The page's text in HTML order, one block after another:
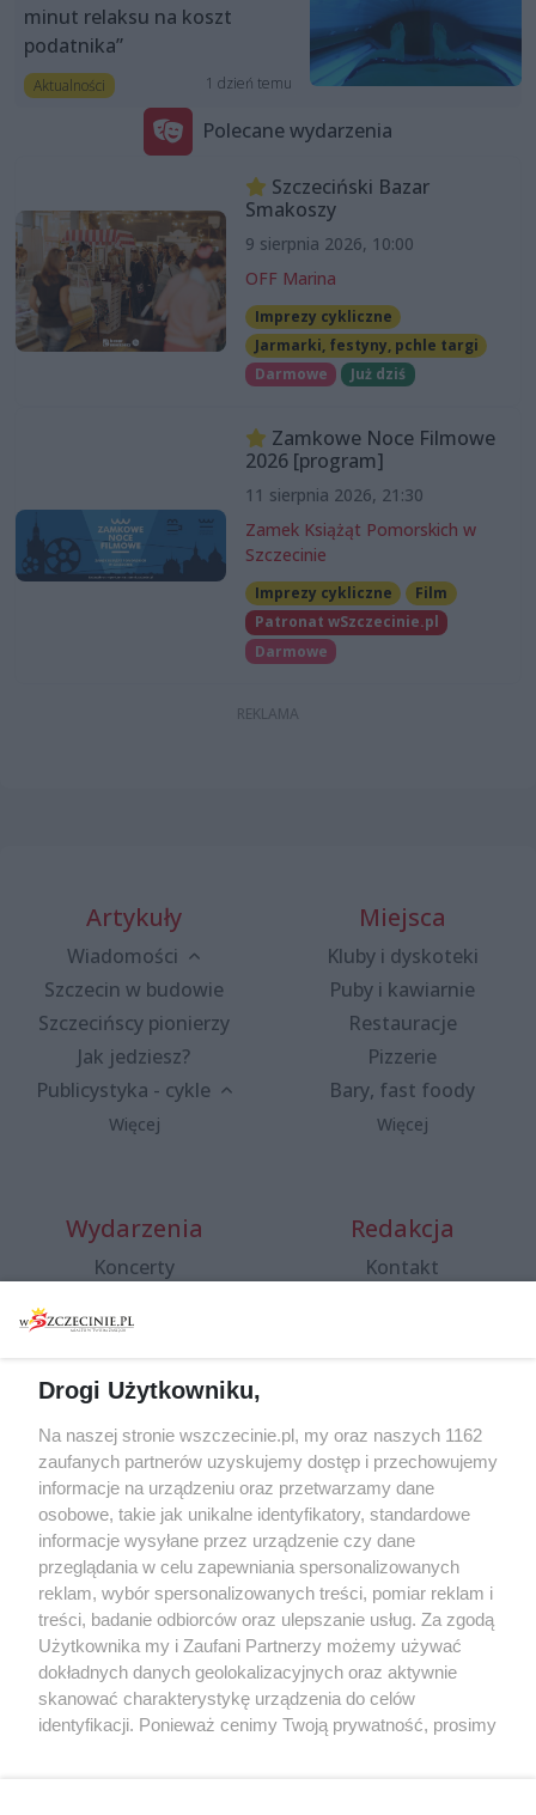
minut relaksu na koszt
podatnika”
Aktualności 1 dzień temu
Polecane wydarzenia
Szczeciński Bazar
Smakoszy
9 sierpnia 2026, 10:00
OFF Marina
Imprezy cykliczne
Jarmarki, festyny, pchle targi
Darmowe
Już dziś
Zamkowe Noce Filmowe
2026 [program]
11 sierpnia 2026, 21:30
Zamek Książąt Pomorskich w
Szczecinie
Imprezy cykliczne
Film
Patronat wSzczecinie.pl
Darmowe
Artykuły
Wiadomości
Szczecin w budowie
Szczecińscy pionierzy
Jak jedziesz?
Publicystyka - cykle
Więcej
Miejsca
Kluby i dyskoteki
Puby i kawiarnie
Restauracje
Pizzerie
Bary, fast foody
Więcej
Wydarzenia
Koncerty
Spacery i oprowadzania
targi
Wernisaże
Więcej
Redakcja
Kontakt
Specjalny koncert z okazji
20. urodzin portalu
wSzczecinie.pl
Regulamin konkursów
śniadaniówka "Hej
Szczecin! Jest piątek!"
Partnerzy
Praca Szczecin
Drogi Użytkowniku,
Na naszej stronie wszczecinie.pl, my oraz naszych 1162
zaufanych partnerów uzyskujemy dostęp i przechowujemy
informacje na urządzeniu oraz przetwarzamy dane
osobowe, takie jak unikalne identyfikatory, standardowe
informacje wysyłane przez urządzenie czy dane
przeglądania w celu zapewniania spersonalizowanych
reklam, wybór spersonalizowanych treści, pomiar reklam i
treści, badanie odbiorców oraz ulepszanie usług. Za zgodą
Użytkownika my i Zaufani Partnerzy możemy używać
dokładnych danych geolokalizacyjnych oraz aktywnie
skanować charakterystykę urządzenia do celów
identyfikacji. Ponieważ cenimy Twoją prywatność, prosimy